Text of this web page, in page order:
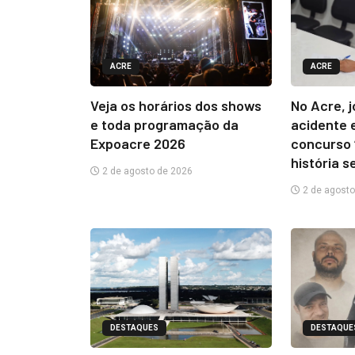
ACRE
Veja os horários dos shows
e toda programação da
Expoacre 2026
2 de agosto de 2026
ACRE
No Acre,
acidente
concurso
história
2 de
DESTAQUES